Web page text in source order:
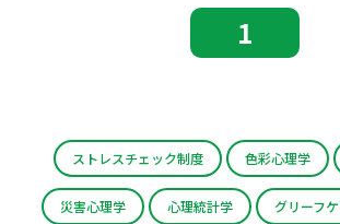
1
ストレスチェック制度 色彩心理学
災害心理学 心理統計学 グリーフ